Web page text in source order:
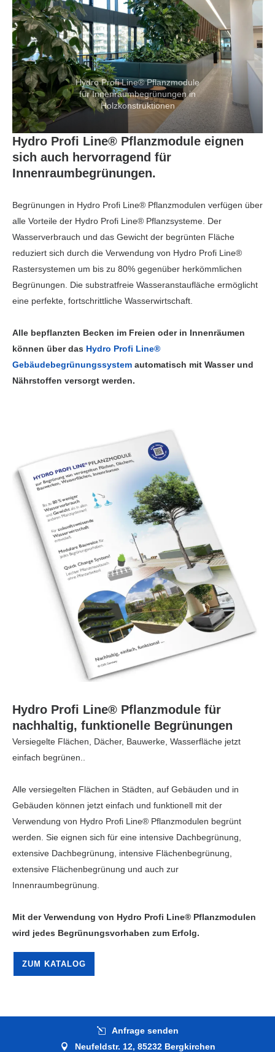
Hydro Profi Line® Pflanzmodule
für Innenraumbegrünungen in
Holzkonstruktionen
Hydro Profi Line® Pflanzmodule eignen
sich auch hervorragend für
Innenraumbegrünungen.
Begrünungen in Hydro Profi Line® Pflanzmodulen verfügen über
alle Vorteile der Hydro Profi Line® Pflanzsysteme. Der
Wasserverbrauch und das Gewicht der begrünten Fläche
reduziert sich durch die Verwendung von Hydro Profi Line®
Rastersystemen um bis zu 80% gegenüber herkömmlichen
Begrünungen. Die substratfreie Wasseranstaufläche ermöglicht
eine perfekte, fortschrittliche Wasserwirtschaft.
Alle bepflanzten Becken im Freien oder in Innenräumen
können über das Hydro Profi Line®
Gebäudebegrünungssystem automatisch mit Wasser und
Nährstoffen versorgt werden.
Hydro Profi Line® Pflanzmodule für
nachhaltig, funktionelle Begrünungen
Versiegelte Flächen, Dächer, Bauwerke, Wasserfläche jetzt
einfach begrünen..
Alle versiegelten Flächen in Städten, auf Gebäuden und in
Gebäuden können jetzt einfach und funktionell mit der
Verwendung von Hydro Profi Line® Pflanzmodulen begrünt
werden. Sie eignen sich für eine intensive Dachbegrünung,
extensive Dachbegrünung, intensive Flächenbegrünung,
extensive Flächenbegrünung und auch zur
Innenraumbegrünung.
Mit der Verwendung von Hydro Profi Line® Pflanzmodulen
wird jedes Begrünungsvorhaben zum Erfolg.
ZUM KATALOG
Anfrage senden
Neufeldstr. 12, 85232 Bergkirchen